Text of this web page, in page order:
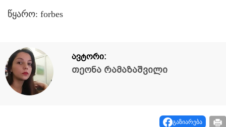
წყარო: forbes
ავტორი:
თეონა რამაზაშვილი
გაზიარება